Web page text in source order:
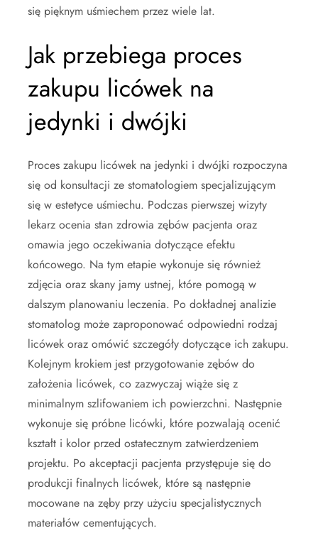
się pięknym uśmiechem przez wiele lat.
Jak przebiega proces
zakupu licówek na
jedynki i dwójki
Proces zakupu licówek na jedynki i dwójki rozpoczyna
się od konsultacji ze stomatologiem specjalizującym
się w estetyce uśmiechu. Podczas pierwszej wizyty
lekarz ocenia stan zdrowia zębów pacjenta oraz
omawia jego oczekiwania dotyczące efektu
końcowego. Na tym etapie wykonuje się również
zdjęcia oraz skany jamy ustnej, które pomogą w
dalszym planowaniu leczenia. Po dokładnej analizie
stomatolog może zaproponować odpowiedni rodzaj
licówek oraz omówić szczegóły dotyczące ich zakupu.
Kolejnym krokiem jest przygotowanie zębów do
założenia licówek, co zazwyczaj wiąże się z
minimalnym szlifowaniem ich powierzchni. Następnie
wykonuje się próbne licówki, które pozwalają ocenić
kształt i kolor przed ostatecznym zatwierdzeniem
projektu. Po akceptacji pacjenta przystępuje się do
produkcji finalnych licówek, które są następnie
mocowane na zęby przy użyciu specjalistycznych
materiałów cementujących.